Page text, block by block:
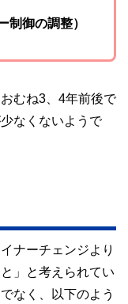
制御の調整）
むね3、4年前後で
なくないようで
ナーチェンジより
」と考えられてい
なく、以下のよう